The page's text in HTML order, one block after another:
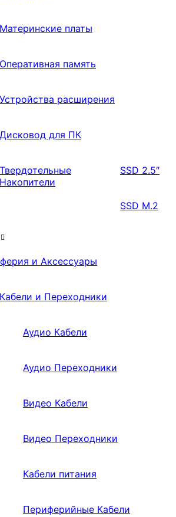
Материнские платы
Оперативная память
Устройства расширения
Дисковод для ПК
Твердотельные
Накопители
SSD 2.5″
SSD M.2
и Аксессуары
Кабели и Переходники
Аудио Кабели
Аудио Переходники
Видео Кабели
Видео Переходники
Кабели питания
Периферийные Кабели